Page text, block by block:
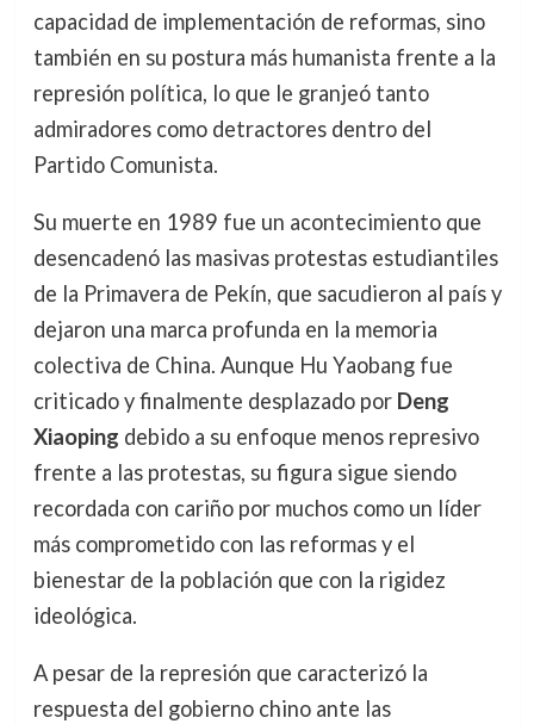
capacidad de implementación de reformas, sino
también en su postura más humanista frente a la
represión política, lo que le granjeó tanto
admiradores como detractores dentro del
Partido Comunista.
Su muerte en 1989 fue un acontecimiento que
desencadenó las masivas protestas estudiantiles
de la Primavera de Pekín, que sacudieron al país y
dejaron una marca profunda en la memoria
colectiva de China. Aunque Hu Yaobang fue
criticado y finalmente desplazado por Deng
Xiaoping debido a su enfoque menos represivo
frente a las protestas, su figura sigue siendo
recordada con cariño por muchos como un líder
más comprometido con las reformas y el
bienestar de la población que con la rigidez
ideológica.
A pesar de la represión que caracterizó la
respuesta del gobierno chino ante las